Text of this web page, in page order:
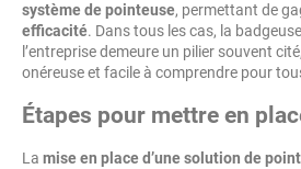
système de pointeuse, permettant de
efficacité. Dans tous les cas, la
l’entreprise demeure un pilier souvent
onéreuse et facile à comprendre pour
Étapes pour mettre en
La mise en place d’une solution de